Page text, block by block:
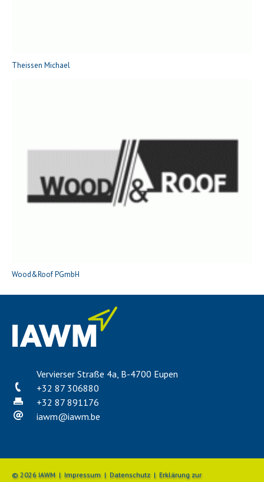
Theissen Michael
Wood&Roof PGmbH
Vervierser Straße 4a, B-4700 Eupen
+32 87 306880
+32 87 891176
iawm@iawm.be
© 2026 IAWM | Impressum| Datenschutz| Erklärung zur